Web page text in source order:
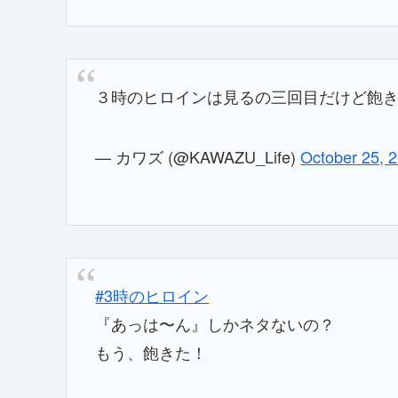
３時のヒロインは見るの三回目だけど飽き
— カワズ (@KAWAZU_Life)October 25,
#3時のヒロイン
『あっは〜ん』しかネタないの？
もう、飽きた！